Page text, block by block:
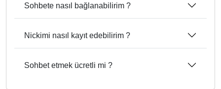
Sohbete nasıl bağlanabilirim ?
Nickimi nasıl kayıt edebilirim ?
Sohbet etmek ücretli mi ?